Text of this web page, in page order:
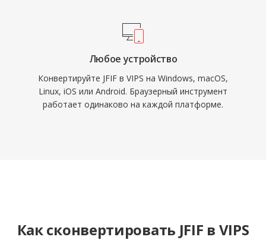
Любое устройство
Конвертируйте JFIF в VIPS на Windows, macOS,
Linux, iOS или Android. Браузерный инструмент
работает одинаково на каждой платформе.
Как сконвертировать JFIF в VIPS